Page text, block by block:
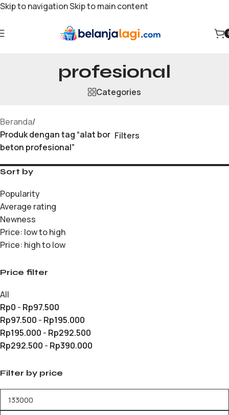
Skip to navigationSkip to main content
alat bor beton
profesional
Categories
Beranda/
Produk dengan tag “alat bor
beton profesional”
Filters
Sort by
Popularity
Average rating
Newness
Price: low to high
Price: high to low
Price filter
All
Rp0 - Rp97.500
Rp97.500 - Rp195.000
Rp195.000 - Rp292.500
Rp292.500 - Rp390.000
Filter by price